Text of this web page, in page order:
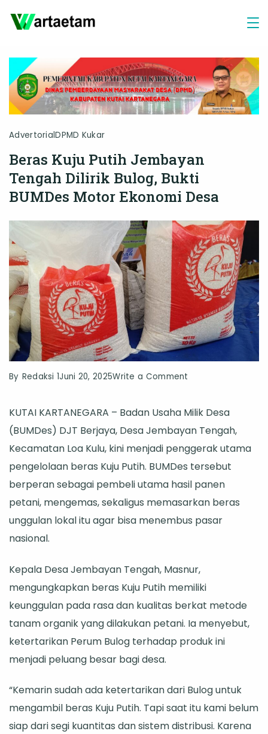
AdvertorialDPMD Kukar
Beras Kuju Putih Jembayan
Tengah Dilirik Bulog, Bukti
BUMDes Motor Ekonomi Desa
By Redaksi 1Juni 20, 2025Write a Comment
Kuju
Putih
Jembayan
Tengah
Dilirik
Bulog,
Bukti
Ekonomi
Desa
KUTAI KARTANEGARA – Badan Usaha Milik Desa
(BUMDes) DJT Berjaya, Desa Jembayan Tengah,
Kecamatan Loa Kulu, kini menjadi penggerak utama
pengelolaan beras Kuju Putih. BUMDes tersebut
berperan sebagai pembeli utama hasil panen
petani, mengemas, sekaligus memasarkan beras
unggulan lokal itu agar bisa menembus pasar
nasional.
Kepala Desa Jembayan Tengah, Masnur,
mengungkapkan beras Kuju Putih memiliki
keunggulan pada rasa dan kualitas berkat metode
tanam organik yang dilakukan petani. Ia menyebut,
ketertarikan Perum Bulog terhadap produk ini
menjadi peluang besar bagi desa.
“Kemarin sudah ada ketertarikan dari Bulog untuk
mengambil beras Kuju Putih. Tapi saat itu kami belum
siap dari segi kuantitas dan sistem distribusi. Karena